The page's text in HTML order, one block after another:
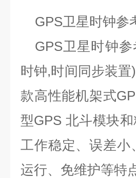
GPS卫星时钟参
GPS卫星时钟参
时钟,时间同步装置)
款高性能机架式
型GPS 北斗模块
工作稳定、误差小
运行、免维护等特